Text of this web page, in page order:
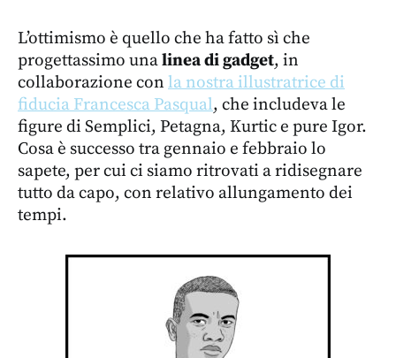
L’ottimismo è quello che ha fatto sì che
progettassimo unalinea di gadget, in
collaborazione con la nostra illustratrice di
fiducia Francesca Pasqual, che includeva le
figure di Semplici, Petagna, Kurtic e pure Igor.
Cosa è successo tra gennaio e febbraio lo
sapete, per cui ci siamo ritrovati a ridisegnare
tutto da capo, con relativo allungamento dei
tempi.